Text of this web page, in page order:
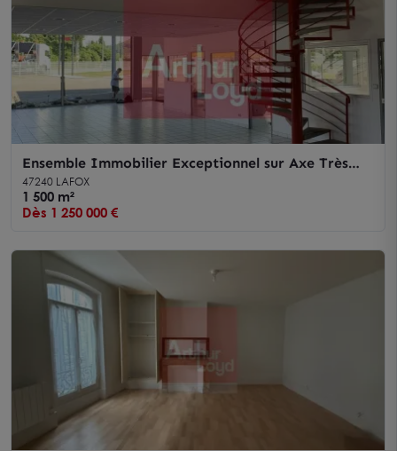
Ensemble Immobilier Exceptionnel sur Axe Très
Passant
47240 LAFOX
1 500 m²
Dès 1 250 000 €